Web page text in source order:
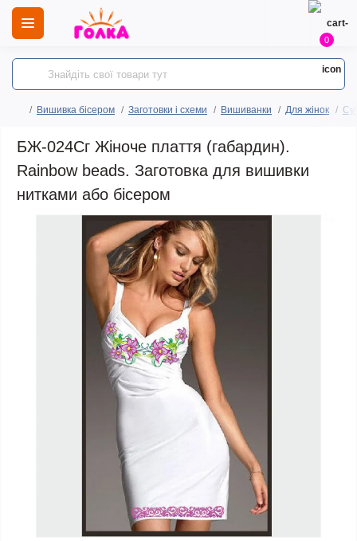
0
Вишивка бісером Заготовки і схеми Вишиванки Для жінок
БЖ-024Сг Жіноче плаття (габардин).
Rainbow beads. Заготовка для вишивки
нитками або бісером